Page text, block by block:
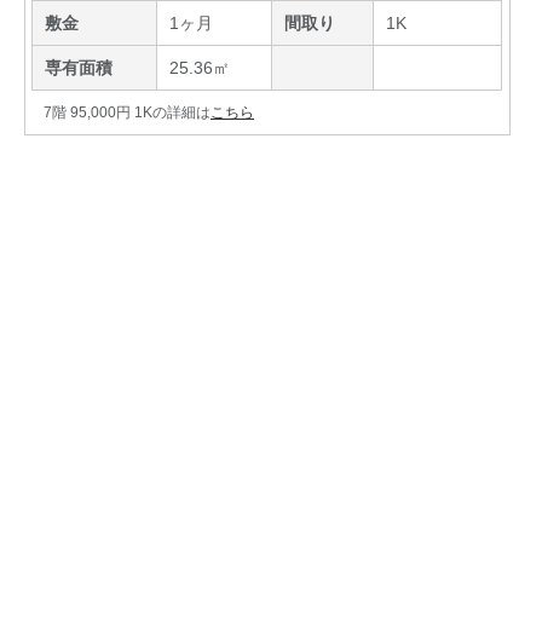
敷金 1ヶ月 間取り 1K
専有面積 25.36㎡
7階 95,000円 1Kの詳細は こちら